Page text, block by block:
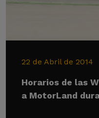
22 de Abril de 2014
Horarios de las
a MotorLand